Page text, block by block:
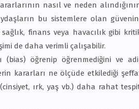
nasıl ve neden
bu sistemlere olan
finans veya havacılık gibi
de daha verimli çalışabilir.
(bias) öğrenip öğrenmediğini ve
kararları ne ölçüde etkilediği
ırk, yaş vb.) daha rahat